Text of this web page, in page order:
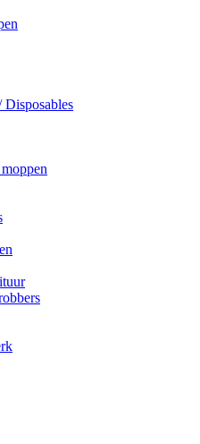
Disposables